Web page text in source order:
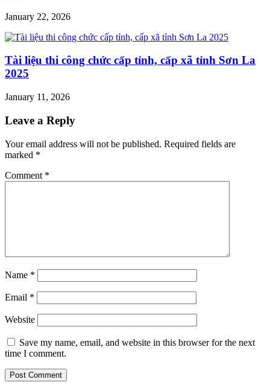
January 22, 2026
Tài liệu thi công chức cấp tỉnh, cấp xã tỉnh Sơn La
2025
January 11, 2026
Leave a Reply
Your email address will not be published. Required fields are
marked *
Comment *
Name *
Email *
Website
Save my name, email, and website in this browser for the next
time I comment.